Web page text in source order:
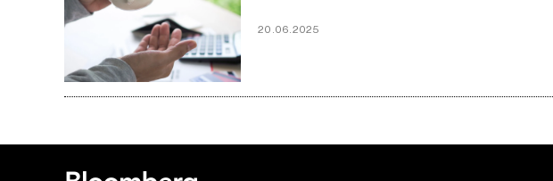
20.06.2025